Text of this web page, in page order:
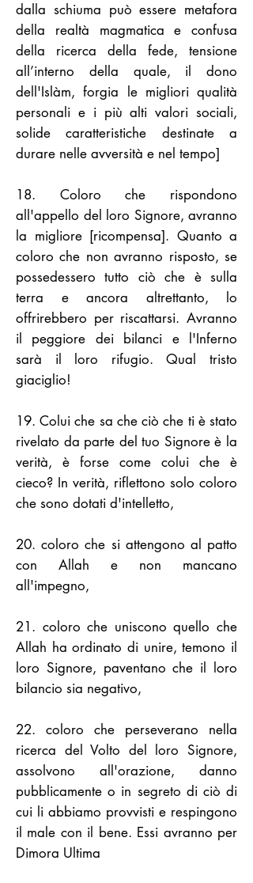
dalla schiuma può essere metafora
della realtà magmatica e confusa
della ricerca della fede, tensione
all’interno della quale, il dono
dell'Islàm, forgia le migliori qualità
personali e i più alti valori sociali,
solide caratteristiche destinate a
durare nelle avversità e nel tempo]
18. Coloro che rispondono
all'appello del loro Signore, avranno
la migliore [ricompensa]. Quanto a
coloro che non avranno risposto, se
possedessero tutto ciò che è sulla
terra e ancora altrettanto, lo
offrirebbero per riscattarsi. Avranno
il peggiore dei bilanci e l'Inferno
sarà il loro rifugio. Qual tristo
giaciglio!
19. Colui che sa che ciò che ti è stato
rivelato da parte del tuo Signore è la
verità, è forse come colui che è
cieco? In verità, riflettono solo coloro
che sono dotati d'intelletto,
20. coloro che si attengono al patto
con Allah e non mancano
all'impegno,
21. coloro che uniscono quello che
Allah ha ordinato di unire, temono il
loro Signore, paventano che il loro
bilancio sia negativo,
22. coloro che perseverano nella
ricerca del Volto del loro Signore,
assolvono all'orazione, danno
pubblicamente o in segreto di ciò di
cui li abbiamo provvisti e respingono
il male con il bene. Essi avranno per
Dimora Ultima